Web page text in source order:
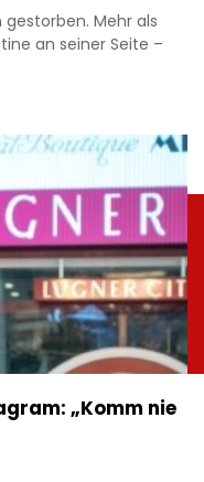
Mehr als
an seiner Seite –
„Komm nie